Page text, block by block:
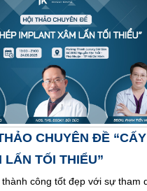
CHUYÊN ĐỀ
LẤN TỐI THIỂU”
công tốt đẹp với sự tham